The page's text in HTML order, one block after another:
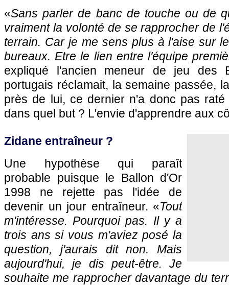
«Sans parler de banc de touche ou de
vraiment la volonté de se rapprocher de
terrain. Car je me sens plus à l'aise sur
bureaux. Etre le lien entre l'équipe
expliqué l'ancien meneur de jeu des
portugais réclamait, la semaine passée,
près de lui, ce dernier n'a donc pas raté
dans quel but ? L'envie d'apprendre aux
Zidane entraîneur ?
Une hypothèse qui paraît
probable puisque le Ballon d'Or
1998 ne rejette pas l'idée de
devenir un jour entraîneur. «Tout
m'intéresse. Pourquoi pas. Il y a
trois ans si vous m'aviez posé la
question, j'aurais dit non. Mais
aujourd'hui, je dis peut-être. Je
souhaite me rapprocher davantage du